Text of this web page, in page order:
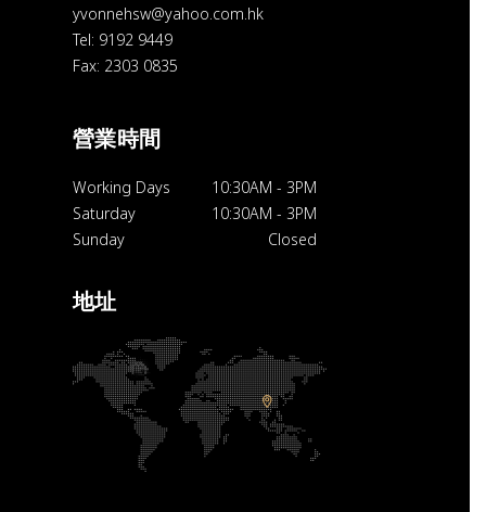
yvonnehsw@yahoo.com.hk
Tel: 9192 9449
Fax: 2303 0835
營業時間
Working Days 10:30AM - 3PM
Saturday
10:30AM - 3PM
Sunday
Closed
地址